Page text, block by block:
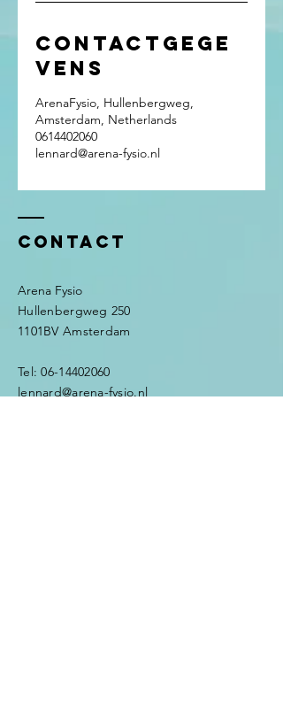
Contactgege
vens
ArenaFysio, Hullenbergweg,
Amsterdam, Netherlands
0614402060
lennard@arena-fysio.nl
Contact
Arena Fysio
Hullenbergweg 250
1101BV Amsterdam
Tel:06-14402060
lennard@arena-fysio.nl